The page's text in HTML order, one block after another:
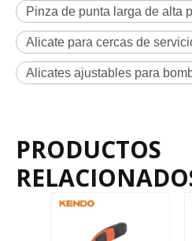
Pinza de punta larga de alta
Alicate para cercas de
Alicates ajustables para
PRODUCTOS